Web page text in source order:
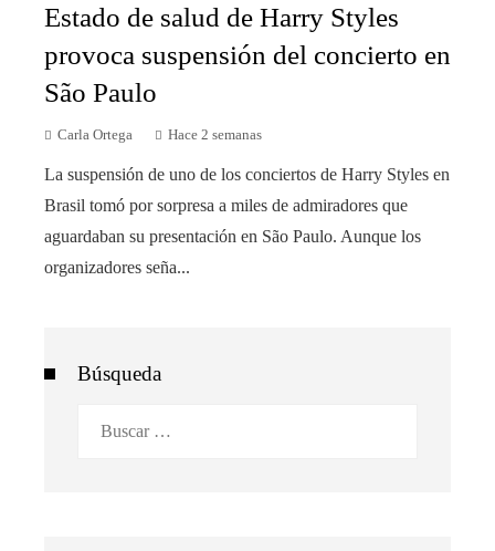
Estado de salud de Harry Styles
provoca suspensión del concierto en
São Paulo
Carla Ortega Hace 2 semanas
La suspensión de uno de los conciertos de Harry Styles en
Brasil tomó por sorpresa a miles de admiradores que
aguardaban su presentación en São Paulo. Aunque los
organizadores seña...
Búsqueda